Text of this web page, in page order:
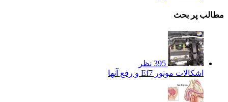
مطالب پر بحث
395 نظر
اشکالات موتور Ef7 و رفع آنها